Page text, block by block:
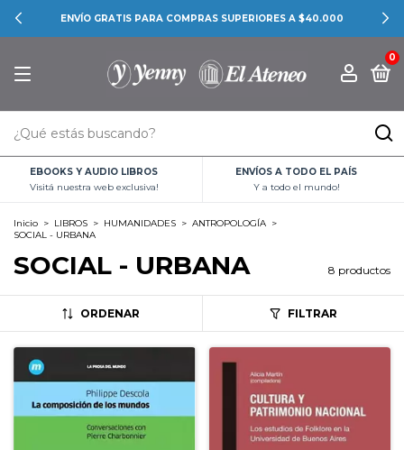
ENVÍO GRATIS PARA COMPRAS SUPERIORES A $40.000
0
EBOOKS Y AUDIO LIBROS
Visitá nuestra web exclusiva!
ENVÍOS A TODO EL PAÍS
Y a todo el mundo!
Inicio > LIBROS > HUMANIDADES > ANTROPOLOGÍA >
SOCIAL - URBANA
SOCIAL - URBANA 8 productos
ORDENAR FILTRAR